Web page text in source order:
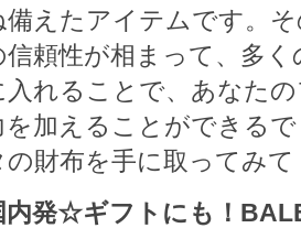
備えたアイテムです。
信頼性が相まって、多
入れることで、あなた
を加えることができる
の財布を手に取ってみ
内発☆ギフトにも！